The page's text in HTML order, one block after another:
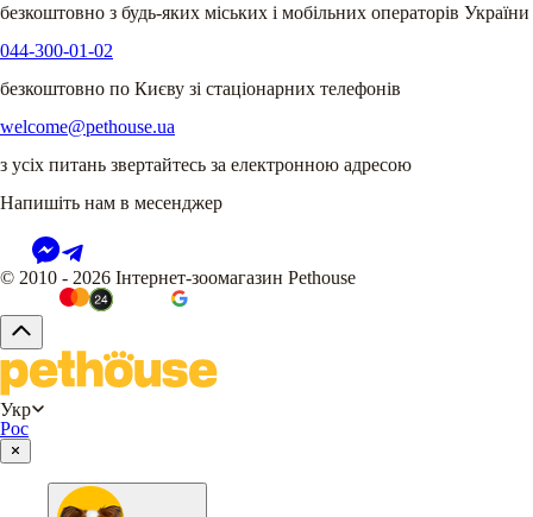
безкоштовно з будь-яких міських і мобільних операторів України
044-300-01-02
безкоштовно по Києву зі стаціонарних телефонів
welcome@pethouse.ua
з усіх питань звертайтесь за електронною адресою
Напишіть нам в месенджер
© 2010 - 2026 Інтернет-зоомагазин Pethouse
Укр
Рос